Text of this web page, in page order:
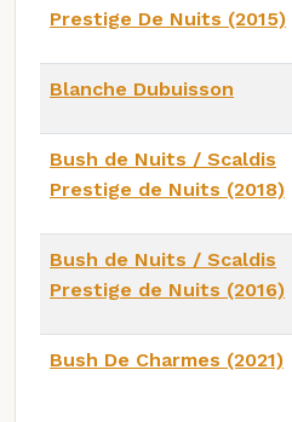
Prestige De Nuits (2015)
Blanche Dubuisson
Bush de Nuits / Scaldis
Prestige de Nuits (2018)
Bush de Nuits / Scaldis
Prestige de Nuits (2016)
Bush De Charmes (2021)